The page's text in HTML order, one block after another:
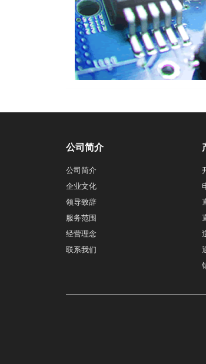
公司简介
公司简介
企业文化
领导致辞
服务范围
经营理念
联系我们